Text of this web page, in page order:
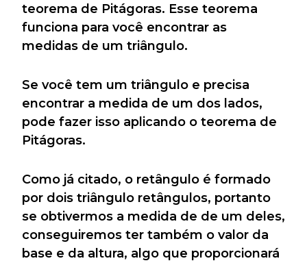
teorema de Pitágoras. Esse teorema
funciona para você encontrar as
medidas de um triângulo.
Se você tem um triângulo e precisa
encontrar a medida de um dos lados,
pode fazer isso aplicando o teorema de
Pitágoras.
Como já citado, o retângulo é formado
por dois triângulo retângulos, portanto
se obtivermos a medida de de um deles,
conseguiremos ter também o valor da
base e da altura, algo que proporcionará